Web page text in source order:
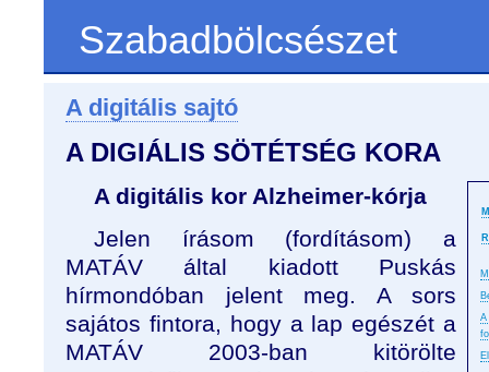
Szabadbölcsészet
A digitális sajtó
A DIGIÁLIS SÖTÉTSÉG KORA
A
A digitális kor Alzheimer-kórja
Jelen írásom (fordításom) a
MATÁV által kiadott Puskás
hírmondóban jelent meg. A sors
sajátos fintora, hogy a lap egészét a
MATÁV 2003-ban kitörölte